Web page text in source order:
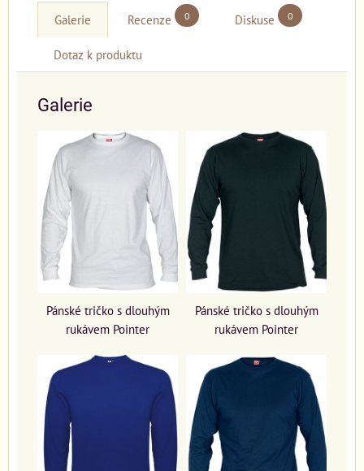
Galerie Recenze 0 Diskuse 0
Dotaz k produktu
Galerie
Pánské tričko s dlouhým
rukávem Pointer
Pánské tričko s dlouhým
rukávem Pointer